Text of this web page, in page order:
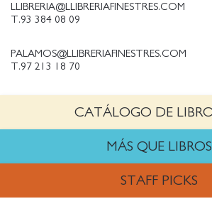
CATÁLOGO DE
MÁS QUE LIBROS
STAFF PICKS
LLIBRERIA@LLIBRERIAFINESTRES.COM
T.93 384 08 09
PALAMOS@LLIBRERIAFINESTRES.COM
T.97 213 18 70
PALESTINA@LLIBRERIAFINESTRES.COM
TRABAJA CON NOSOTROS